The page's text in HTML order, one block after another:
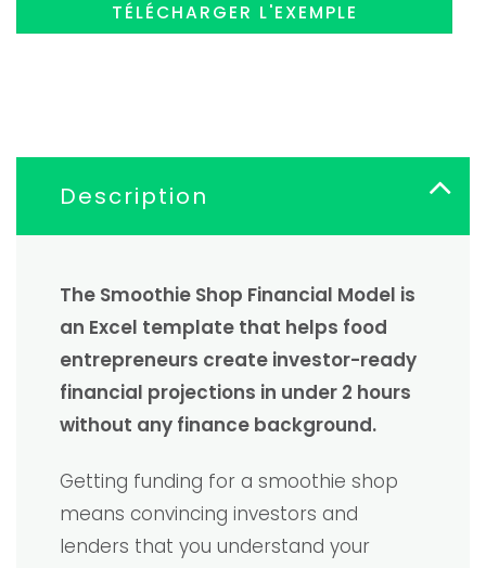
TÉLÉCHARGER L'EXEMPLE
Description
The Smoothie Shop Financial Model is
an Excel template that helps food
entrepreneurs create investor-ready
financial projections in under 2 hours
without any finance background.
Getting funding for a smoothie shop
means convincing investors and
lenders that you understand your